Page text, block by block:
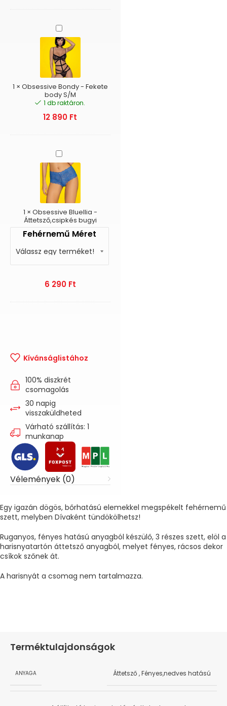
Obsessive
Bondy
-
Fekete
body
S/M
1 × Obsessive Bondy - Fekete
body S/M
1 db raktáron.
12 890 Ft
Obsessive
Bluellia
-
Áttetsző,csipkés
bugyi
1 × Obsessive Bluellia -
Áttetsző,csipkés bugyi
Fehérnemű Méret
6 290 Ft
Kívánságlistához
100% diszkrét
csomagolás
30 napig
visszaküldheted
Várható szállítás: 1
munkanap
Vélemények (0)
Egy igazán dögös, bőrhatású elemekkel megspékelt fehérnemű
szett, melyben Dívaként tündökölhetsz!
Ruganyos, fényes hatású anyagból készülő, 3 részes szett, elöl a
harisnyatartón áttetsző anyagból, melyet fényes, rácsos dekor
csíkok szőnek át.
A harisnyát a csomag nem tartalmazza.
Terméktulajdonságok
ANYAGA Áttetsző ,Fényes,nedves hatású